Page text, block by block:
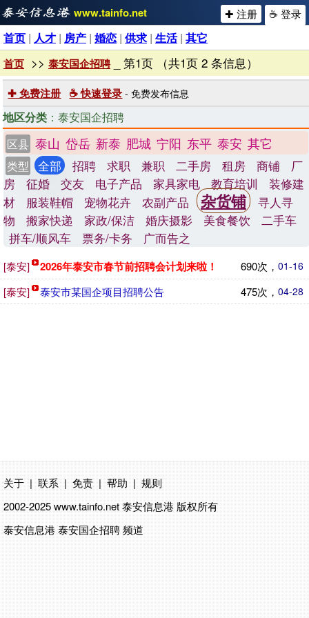
www.tainfo.net ☕ 登录
✚ 注册
首页 | 人才 | 房产 | 婚恋 | 供求| 生活| 其它
首页 >> 泰安国企招聘_ 第1页 （共1页 2 条信息）
✚ 免费注册 ☕ 快速登录 - 免费发布信息
地区分类 ：泰安国企招聘
区县 泰山 岱岳 新泰 肥城 宁阳 东平 泰安 其它
类型 全部 招聘 求职 兼职 二手房 租房 商铺
厂
房
征婚 交友 电子产品 家具家电 教育培训
装修建
材
服装鞋帽 宠物花卉 农副产品 杂货铺
寻人寻
物
搬家快递 家政/保洁 婚庆摄影 美食餐饮
二手车
拼车/顺风车
票务/卡务 广而告之
01-16
690次，
[泰安] 2026年泰安市春节前招聘会计划来啦！
04-28
475次，
[泰安] 泰安市某国企项目招聘公告
关于 | 联系 | 免责 | 帮助 | 规则
2002-2025 www.tainfo.net泰安信息港 版权所有
泰安信息港 泰安国企招聘 频道